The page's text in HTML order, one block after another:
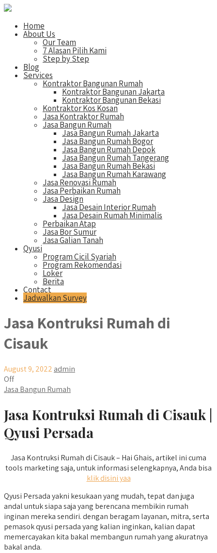
Home
About Us
Our Team
7 Alasan Pilih Kami
Step by Step
Blog
Services
Kontraktor Bangunan Rumah
Kontraktor Bangunan Jakarta
Kontraktor Bangunan Bekasi
Kontraktor Kos Kosan
Jasa Kontraktor Rumah
Jasa Bangun Rumah
Jasa Bangun Rumah Jakarta
Jasa Bangun Rumah Bogor
Jasa Bangun Rumah Depok
Jasa Bangun Rumah Tangerang
Jasa Bangun Rumah Bekasi
Jasa Bangun Rumah Karawang
Jasa Renovasi Rumah
Jasa Perbaikan Rumah
Jasa Design
Jasa Desain Interior Rumah
Jasa Desain Rumah Minimalis
Perbaikan Atap
Jasa Bor Sumur
Jasa Galian Tanah
Qyusi
Program Cicil Syariah
Program Rekomendasi
Loker
Berita
Contact
Jadwalkan Survey
Jasa Kontruksi Rumah di
Cisauk
August 9, 2022 admin
Off
Jasa Bangun Rumah
Jasa Kontruksi Rumah di Cisauk |
Qyusi Persada
Jasa Kontruksi Rumah di Cisauk – Hai Ghais, artikel ini cuma
tools marketing saja, untuk informasi selengkapnya, Anda bisa
klik disini yaa
Qyusi Persada yakni kesukaan yang mudah, tepat dan juga
andal untuk siapa saja yang berencana membikin rumah
inginan mereka sendiri. dengan beragam layanan, mitra, serta
pemasok qyusi persada yang kalian inginkan, kalian dapat
memercayakan kita bakal membangun rumah yang akuratnya
bakal anda.